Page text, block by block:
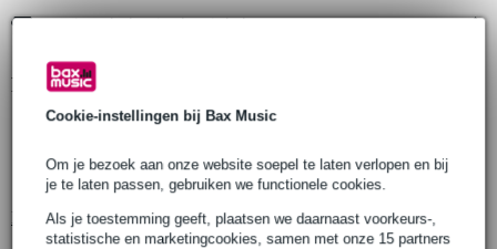
Cookie-instellingen bij Bax Music
Om je bezoek aan onze website soepel te laten verlopen en bij
je te laten passen, gebruiken we functionele cookies.
Als je toestemming geeft, plaatsen we daarnaast voorkeurs-,
statistische en marketingcookies, samen met onze 15 partners
Gratis ophalen in de winkel
Productinformatie
compact half coupler
bevestiging: M10
Bekijk alle productspecificaties